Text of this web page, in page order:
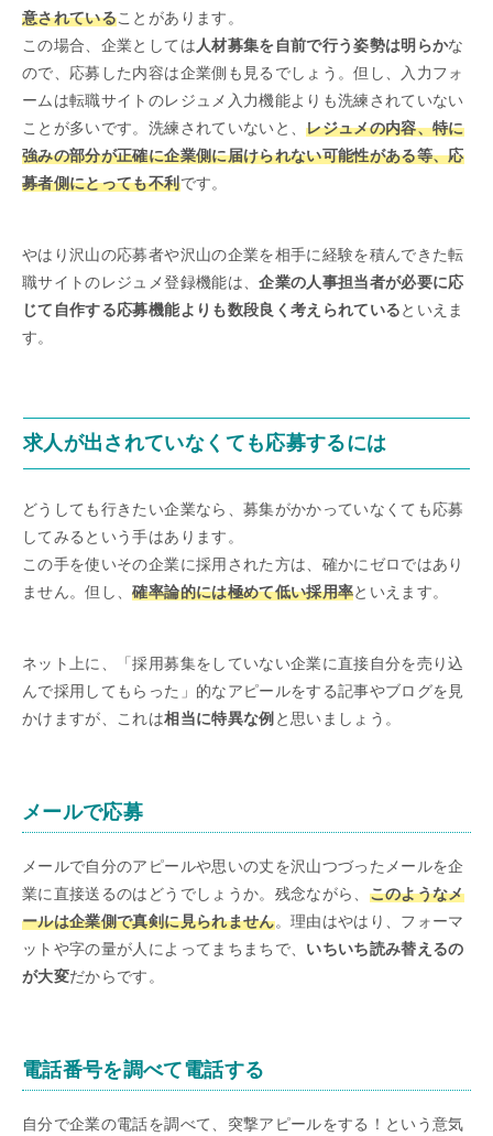
意されていることがあります。
この場合、企業としては 人材募集を自前で行う姿勢は明らかな
ので、応募した内容は企業側も見るでしょう。但し、入力フォ
ームは転職サイトのレジュメ入力機能よりも洗練されていない
ことが多いです。洗練されていないと、レジュメの内容、特に
強みの部分が正確に企業側に届けられない可能性がある等、応
募者側にとっても不利です。
やはり沢山の応募者や沢山の企業を相手に経験を積んできた転
職サイトのレジュメ登録機能は、企業の人事担当者が必要に応
じて自作する応募機能よりも数段良く考えられているといえま
す。
求人が出されていなくても応募するには
どうしても行きたい企業なら、募集がかかっていなくても応募
してみるという手はあります。
この手を使いその企業に採用された方は、確かにゼロではあり
ません。但し、確率論的には極めて低い採用率といえます。
ネット上に、「採用募集をしていない企業に直接自分を売り込
んで採用してもらった」的なアピールをする記事やブログを見
かけますが、これは相当に特異な例 と思いましょう。
メールで応募
メールで自分のアピールや思いの丈を沢山つづったメールを企
業に直接送るのはどうでしょうか。残念ながら、 このようなメ
ールは企業側で真剣に見られません。理由はやはり、フォーマ
ットや字の量が人によってまちまちで、 いちいち読み替えるの
が大変だからです。
電話番号を調べて電話する
自分で企業の電話を調べて、突撃アピールをする！という意気